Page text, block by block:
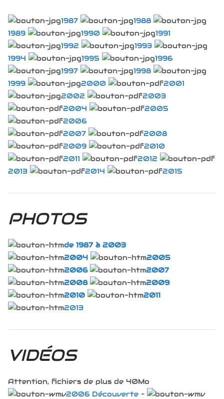
1987
1988
1989
1990
1991
1992
1993
1994
1995
1996
1997
1998
1999
2000
2001
2002
2003
2004
2005
2006
2007
2008
2009
2010
2011
2012
2013
2014 2015
PHOTOS
de 1987 à 2003
2004
2005
2006
2007
2008
2009
2010
2011
2013
VIDÉOS
Attention, fichiers de plus de 40Mo
2006 Découverte –